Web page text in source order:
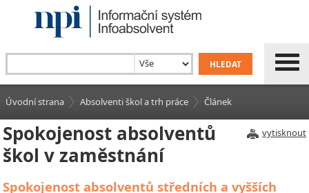
Úvodní strana Absolventi škol a trh práce Článek
vytisknout
Spokojenost absolventů
škol v zaměstnání
Spokojenost absolventů středních a vyšších